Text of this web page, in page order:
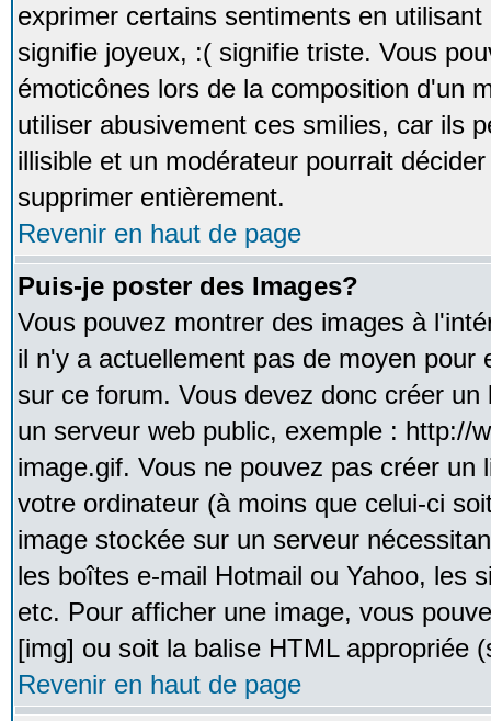
exprimer certains sentiments en
signifie joyeux, :( signifie triste. Vous
émoticônes lors de la composition d'un
utiliser abusivement ces smilies, car ils
illisible et un modérateur pourrait
supprimer entièrement.
Revenir en haut de page
Puis-je poster des Images?
Vous pouvez montrer des images à
il n'y a actuellement pas de moyen pour
sur ce forum. Vous devez donc créer
un serveur web public, exemple : http://
image.gif. Vous ne pouvez pas créer un
votre ordinateur (à moins que celui-ci
image stockée sur un serveur
les boîtes e-mail Hotmail ou Yahoo, les
etc. Pour afficher une image, vous
[img] ou soit la balise HTML appropriée
Revenir en haut de page